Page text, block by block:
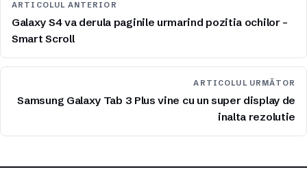
ARTICOLUL ANTERIOR
Galaxy S4 va derula paginile urmarind pozitia ochilor –
Smart Scroll
ARTICOLUL URMĂTOR
Samsung Galaxy Tab 3 Plus vine cu un super display de
inalta rezolutie